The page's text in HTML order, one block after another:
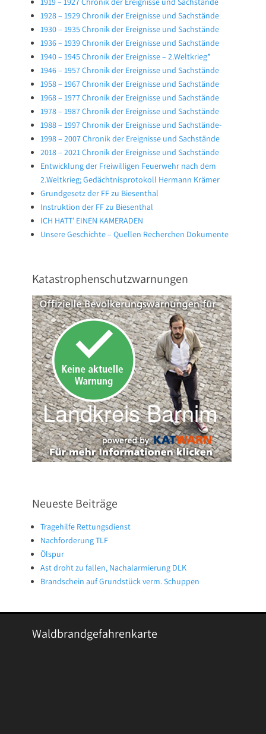
1928 – 1929 Chronik der Ereignisse und Sachstände
1930 – 1935 Chronik der Ereignisse und Sachstände
1936 – 1939 Chronik der Ereignisse und Sachstände
1940 – 1945 Chronik der Ereignisse – 2.Weltkrieg*
1946 – 1957 Chronik der Ereignisse und Sachstände
1958 – 1967 Chronik der Ereignisse und Sachstände
1968 – 1977 Chronik der Ereignisse und Sachstände
1978 – 1987 Chronik der Ereignisse und Sachstände
1988 – 1997 Chronik der Ereignisse und Sachstände-
1998 – 2007 Chronik der Ereignisse und Sachstände
2018 – 2021 Chronik der Ereignisse und Sachstände
Entwicklung der Freiwilligen Feuerwehr nach dem
2.Weltkrieg; Gedächtnisprotokoll Hermann Krämer
Grundgesetz der FF zu Biesenthal
Instruktion der FF zu Biesenthal
ICH HATT’ EINEN KAMERADEN
Unsere Geschichte – Quellen Recherchen Dokumente
Katastrophenschutzwarnungen
Neueste Beiträge
Tragehilfe Rettungsdienst
Nachforderung TLF
Ölspur
Ast droht zu fallen, Nachalarmierung DLK
Brandschein auf Grundstück verm. Schuppen
Waldbrandgefahrenkarte